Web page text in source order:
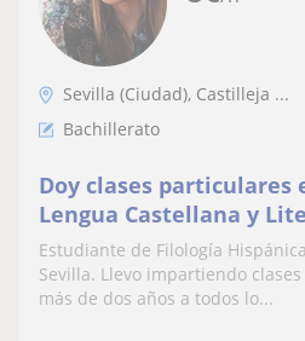
Sevilla (Ciudad), Castilleja ...
Bachillerato
Doy clases particulares
Lengua Castellana y
Estudiante de Filología
Sevilla. Llevo impartiendo
más de dos años a todos lo...